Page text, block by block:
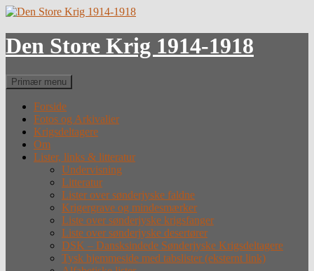
Hop
indhold
Den Store Krig 1914-1918
Søg
Primær menu
Forside
Fotos og Arkivalier
Krigsdeltagere
Om
Lister, links & litteratur
Undervisning
Litteratur
Lister over sønderjyske faldne
Krigergrave og mindesmærker
Liste over sønderjyske krigsfanger
Liste over sønderjyske desertører
DSK – Dansksindede Sønderjyske Krigsdeltagere
Tysk hjemmeside med tabslister (eksternt link)